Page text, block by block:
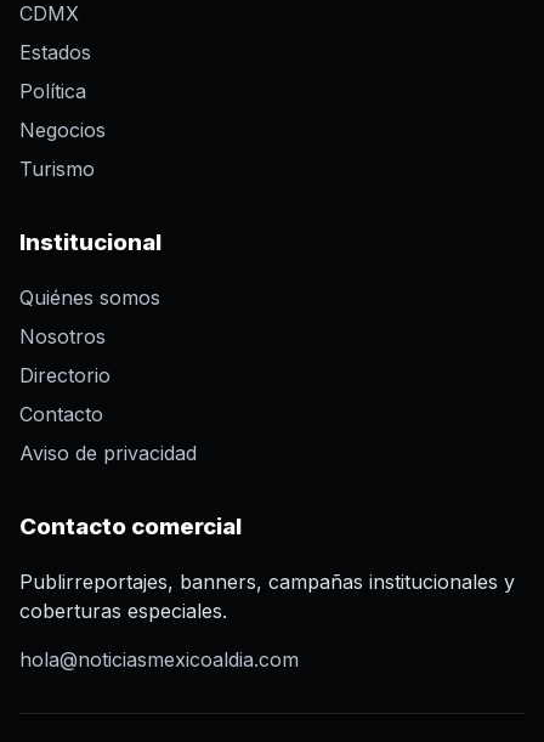
CDMX
Estados
Política
Negocios
Turismo
Institucional
Quiénes somos
Nosotros
Directorio
Contacto
Aviso de privacidad
Contacto comercial
Publirreportajes, banners, campañas institucionales y
coberturas especiales.
hola@noticiasmexicoaldia.com